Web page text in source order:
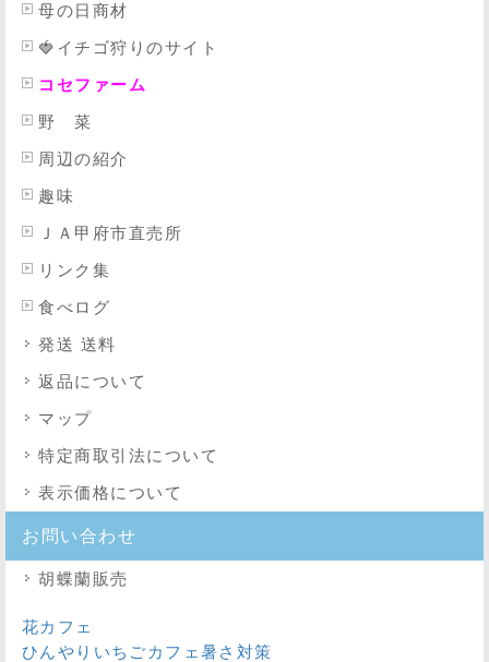
母の日商材
🍓イチゴ狩りのサイト
コセファーム
野 菜
周辺の紹介
趣味
ＪＡ甲府市直売所
リンク集
食べログ
発送 送料
返品について
マップ
特定商取引法について
表示価格について
お問い合わせ
胡蝶蘭販売
花カフェ
ひんやりいちごカフェ暑さ対策